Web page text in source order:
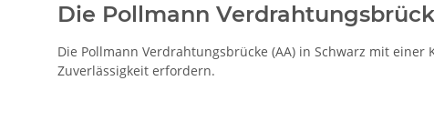
Die Pollmann
Die Pollmann Verdrahtungsbrücke (AA) in Schwarz mit
Zuverlässigkeit erfordern.